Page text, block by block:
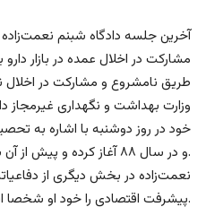
آخرین جلسه دادگاه شبنم
مشارکت در اخلال عمده در بازار
طریق نامشروع و مشارکت در اخلال
وزارت بهداشت و نگهداری غیرمجاز
خود در روز دوشنبه با اشاره به
و در سال ۸۸ آغاز کرده و پیش از آن سال‌ها بیکار بوده یا فعالیت‌های غیرمرتبط انجام داده است.
نعمت‌زاده در بخش دیگری از
پیشرفت اقتصادی را خود او شخصا انجام داده و پیگیری تمام امور را خود به عهده داشته است.